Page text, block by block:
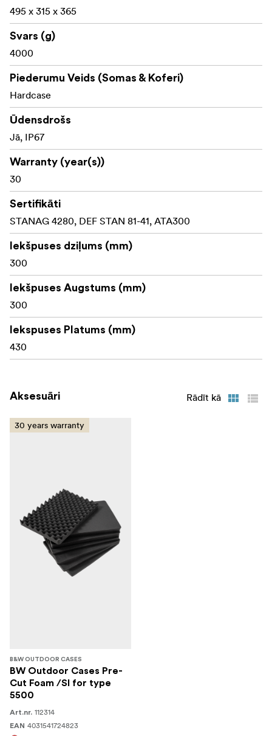
495 x 315 x 365
Svars (g)
4000
Piederumu Veids (Somas & Koferi)
Hardcase
Ūdensdrošs
Jā, IP67
Warranty (year(s))
30
Sertifikāti
STANAG 4280, DEF STAN 81-41, ATA300
Iekšpuses dziļums (mm)
300
Iekšpuses Augstums (mm)
300
Iekspuses Platums (mm)
430
Aksesuāri Rādīt kā
30 years warranty
B&W OUTDOOR CASES
BW Outdoor Cases Pre-
Cut Foam /SI for type
5500
Art.nr. 112314
EAN 4031541724823